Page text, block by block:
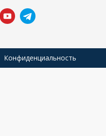
Конфиденциальность